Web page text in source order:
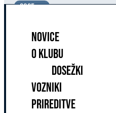
NOVICE
O KLUBU
DOSEŽKI
VOZNIKI
PRIREDITVE
2025
2024
2022